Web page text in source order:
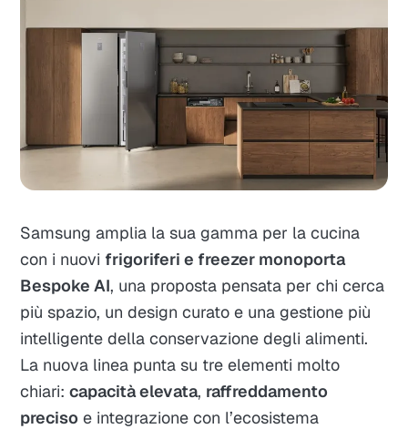
Samsung amplia la sua gamma per la cucina
con i nuovi frigoriferi e freezer monoporta
Bespoke AI, una proposta pensata per chi cerca
più spazio, un design curato e una gestione più
intelligente della conservazione degli alimenti.
La nuova linea punta su tre elementi molto
chiari:capacità elevata, raffreddamento
preciso e integrazione con l’ecosistema